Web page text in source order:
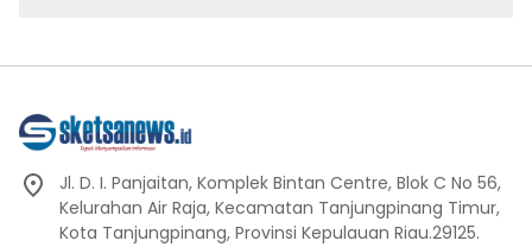
Jl. D. I. Panjaitan, Komplek Bintan Centre, Blok C No 56,
Kelurahan Air Raja, Kecamatan Tanjungpinang Timur,
Kota Tanjungpinang, Provinsi Kepulauan Riau.29125.